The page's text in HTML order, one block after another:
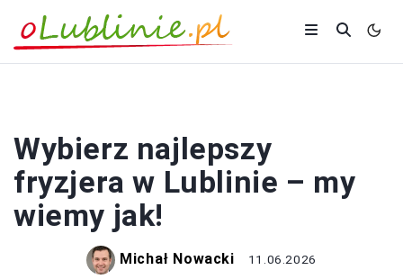
Wybierz najlepszy
fryzjera w Lublinie – my
wiemy jak!
Michał Nowacki 11.06.2026